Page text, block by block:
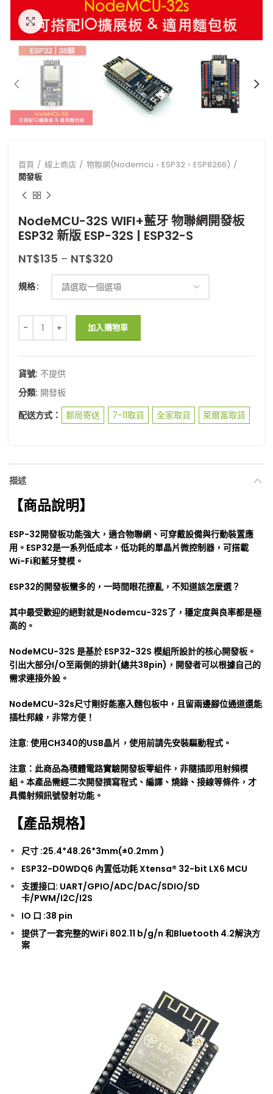
點擊放大
首頁 線上商店
物聯網(Nodemcu、ESP32、ESP8266)
開發板
NodeMCU-32S WIFI+藍牙 物聯網開發板
ESP32 新版 ESP-32S | ESP32-S
NT$135 – NT$320
規格
NodeMCU-32S WIFI+藍牙 物聯網開發板 ESP32 新版 ESP-32S |
加入購物車
貨號: 不提供
分類: 開發板
配送方式：
郵局寄送 7-11取貨 全家取貨 萊爾富取貨
描述
【商品說明】
ESP-32開發板功能強大，適合物聯網、可穿戴設備與行動裝置應
用。ESP32是一系列低成本，低功耗的單晶片微控制器，可搭載
Wi-Fi和藍牙雙模。
ESP32的開發板蠻多的，一時間眼花撩亂，不知道該怎麼選？
其中最受歡迎的絕對就是Nodemcu-32S了，穩定度與良率都是極
高的。
NodeMCU-32S 是基於 ESP32-32S 模組所設計的核心開發板。
引出大部分I/O至兩側的排針(總共38pin)，開發者可以根據自己的
需求連接外設。
NodeMCU-32s尺寸剛好能塞入麵包板中，且留兩邊腳位通道還能
插杜邦線，非常方便！
注意: 使用CH340的USB晶片，使用前請先安裝驅動程式。
注意：此商品為積體電路實驗開發板零組件，非隨插即用射頻模
組。本產品需經二次開發撰寫程式、編譯、燒錄、接線等條件，才
具備射頻訊號發射功能。
【產品規格】
尺寸 :25.4*48.26*3mm(±0.2mm )
ESP32-D0WDQ6 內置低功耗 Xtensa® 32-bit LX6 MCU
支援接口: UART/GPIO/ADC/DAC/SDIO/SD
卡/PWM/I2C/I2S
IO 口 :38 pin
提供了一套完整的WiFi 802.11 b/g/n 和Bluetooth 4.2解決方
案